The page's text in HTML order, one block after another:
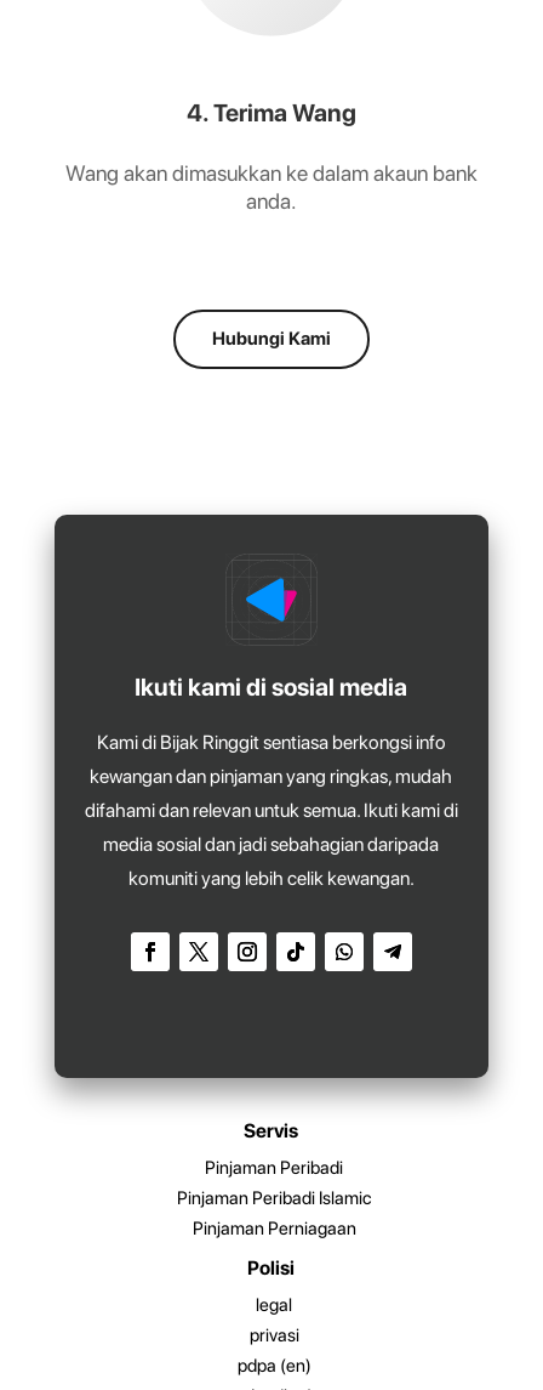
4. Terima Wang
Wang akan dimasukkan ke dalam akaun bank
anda.
Hubungi Kami
Ikuti kami di sosial media
Kami di Bijak Ringgit sentiasa berkongsi info
kewangan dan pinjaman yang ringkas, mudah
difahami dan relevan untuk semua. Ikuti kami di
media sosial dan jadi sebahagian daripada
komuniti yang lebih celik kewangan.
Servis
Pinjaman Peribadi
Pinjaman Peribadi Islamic
Pinjaman Perniagaan
Polisi
legal
privasi
pdpa (en)